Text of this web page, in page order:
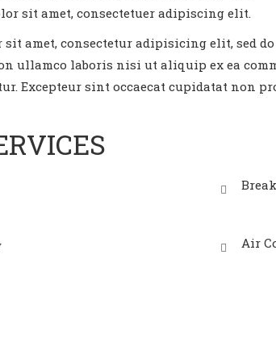
sit amet, consectetuer adipiscing elit.
sit amet, consectetur adipisicing elit, sed
ullamco laboris nisi ut aliquip ex ea
Excepteur sint occaecat cupidatat non
Air